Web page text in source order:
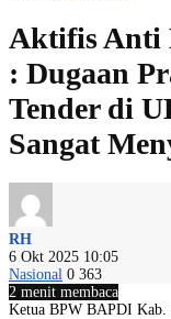
Aktifis Anti
: Dugaan
Tender di
Sangat
RH
6 Okt 2025 10:05
Nasional 0 363
2 menit membaca
Ketua BPW BAPDI Kab.